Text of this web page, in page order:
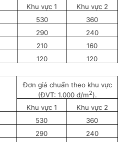
Khu vực 1
Khu vực 2
530
360
290
240
210
160
120
120
Đơn giá chuẩn theo khu vực
(ĐVT: 1.000 đ/m2).
Khu vực 1
Khu vực 2
530
360
290
240